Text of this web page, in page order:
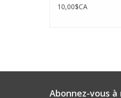
10,00$CA
Abonnez-vous